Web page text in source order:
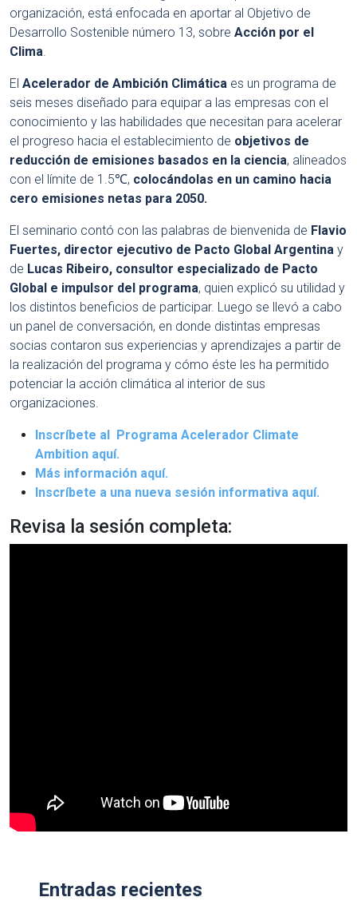
organización, está enfocada en aportar al Objetivo de
Desarrollo Sostenible número 13, sobre Acción por el
Clima
El Acelerador de Ambición Climática es un programa de
seis meses diseñado para equipar a las empresas con el
conocimiento y las habilidades que necesitan para acelerar
el progreso hacia el establecimiento de objetivos de
reducción de emisiones basados en la ciencia, alineados
con el límite de 1.5℃, colocándolas en un camino hacia
cero emisiones netas para 2050.
El seminario contó con las palabras de bienvenida de Flavio
Fuertes, director ejecutivo de Pacto Global Argentina y
de Lucas Ribeiro, consultor especializado de Pacto
Global e impulsor del programa, quien explicó su utilidad y
los distintos beneficios de participar. Luego se llevó a cabo
un panel de conversación, en donde distintas empresas
socias contaron sus experiencias y aprendizajes a partir de
la realización del programa y cómo éste les ha permitido
potenciar la acción climática al interior de sus
organizaciones.
Inscríbete al Programa Acelerador Climate
Ambition aquí.
Más información aquí.
Inscríbete a una nueva sesión informativa aquí.
Revisa la sesión completa:
Entradas recientes